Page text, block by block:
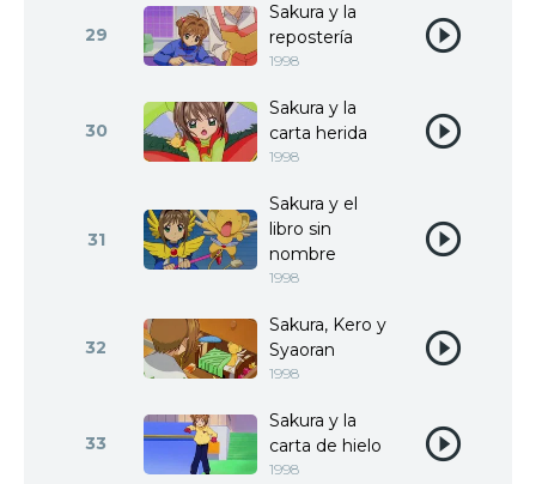
29
Sakura y la
repostería
1998
30
Sakura y la
carta herida
1998
31
Sakura y el
libro sin
nombre
1998
32
Sakura, Kero y
Syaoran
1998
33
Sakura y la
carta de hielo
1998